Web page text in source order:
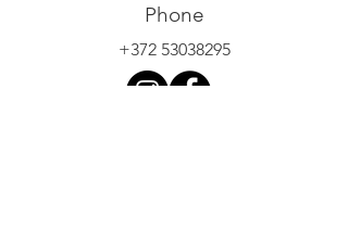
Phone
+372 53038295